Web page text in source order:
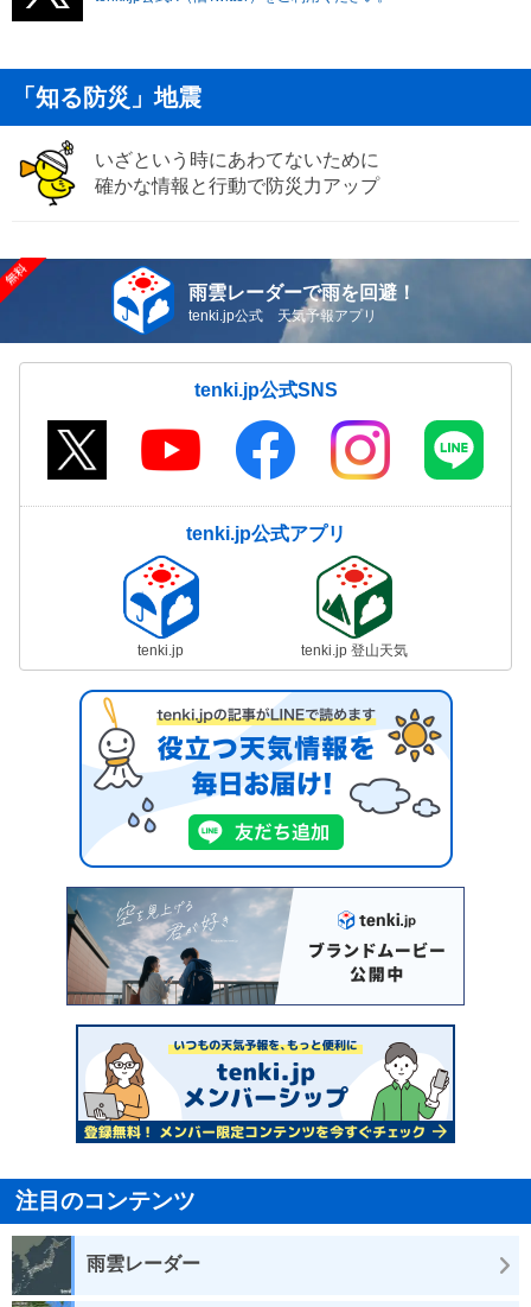
「知る防災」地震
いざという時にあわてないために
確かな情報と行動で防災力アップ
雨雲レーダーで雨を回避！
tenki.jp公式 天気予報アプリ
tenki.jp公式SNS
tenki.jp公式アプリ
tenki.jp tenki.jp 登山天気
注目のコンテンツ
雨雲レーダー